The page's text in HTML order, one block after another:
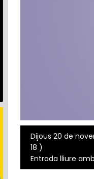
Dijous 20 de
18 )
Entrada lliure